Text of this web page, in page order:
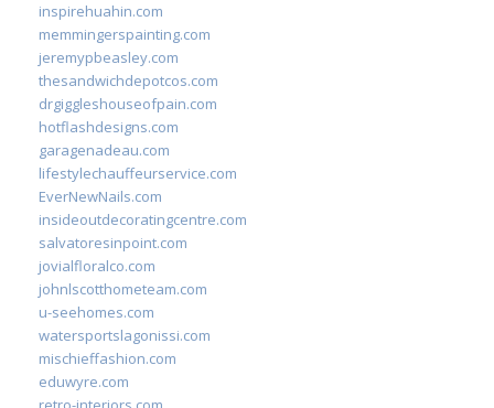
inspirehuahin.com
memmingerspainting.com
jeremypbeasley.com
thesandwichdepotcos.com
drgiggleshouseofpain.com
hotflashdesigns.com
garagenadeau.com
lifestylechauffeurservice.com
EverNewNails.com
insideoutdecoratingcentre.com
salvatoresinpoint.com
jovialfloralco.com
johnlscotthometeam.com
u-seehomes.com
watersportslagonissi.com
mischieffashion.com
eduwyre.com